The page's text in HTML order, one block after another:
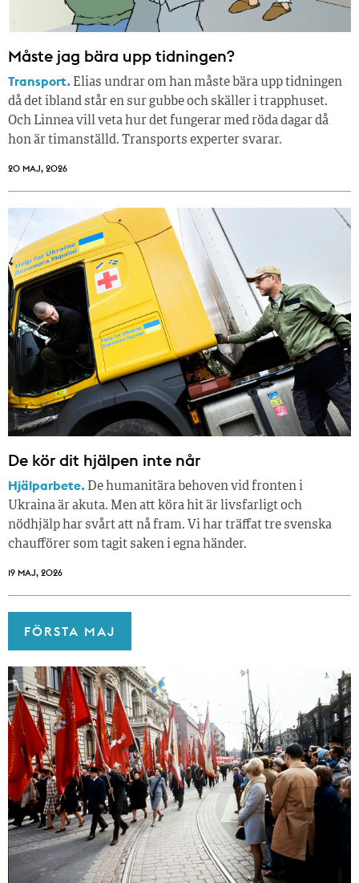
Måste jag bära upp tidningen?
Transport. Elias undrar om han måste bära upp tidningen
då det ibland står en sur gubbe och skäller i trapphuset.
Och Linnea vill veta hur det fungerar med röda dagar då
hon är timanställd. Transports experter svarar.
20 MAJ, 2026
De kör dit hjälpen inte når
Hjälparbete. De humanitära behoven vid fronten i
Ukraina är akuta. Men att köra hit är livsfarligt och
nödhjälp har svårt att nå fram. Vi har träffat tre svenska
chaufförer som tagit saken i egna händer.
19 MAJ, 2026
FÖRSTA MAJ